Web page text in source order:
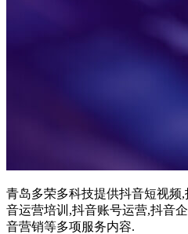
青岛多荣多科技提供抖音短视频
音运营培训,抖音账号运营,抖音
音营销等多项服务内容.